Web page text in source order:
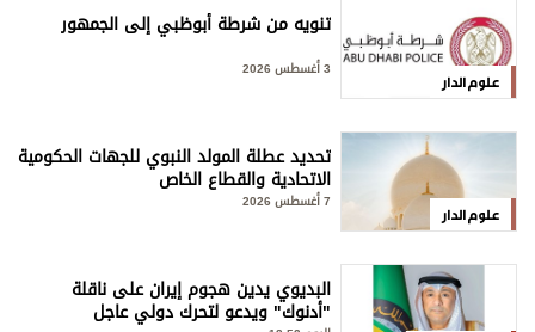
علوم الدار
تنويه من شرطة أبوظبي إلى الجمهور
علوم الدار
تحديد عطلة المولد النبوي للجهات الحكومية
الاتحادية والقطاع الخاص
البديوي يدين هجوم إيران على ناقلة
"أدنوك" ويدعو لتحرك دولي عاجل